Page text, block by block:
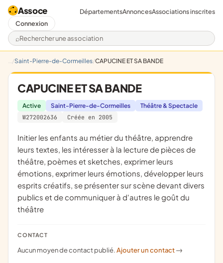
Assoce
Rechercher une association
DépartementsAnnoncesAssociations inscrites
Connexion
Saint-Pierre-de-Cormeilles CAPUCINE ET SA BANDE
CAPUCINE ET SA BANDE
Active Saint-Pierre-de-Cormeilles
Théâtre & Spectacle
W272002636
Créée en 2005
initier les enfants au métier du théâtre, apprendre
leurs textes, les intéresser à la lecture de pièces de
théâtre, poèmes et sketches, exprimer leurs
émotions, exprimer leurs émotions, développer leurs
esprits créatifs, se présenter sur scène devant divers
publics et de communiquer à d'autres le goût du
théâtre
CONTACT
Aucun moyen de contact publié.Ajouter un contact ->